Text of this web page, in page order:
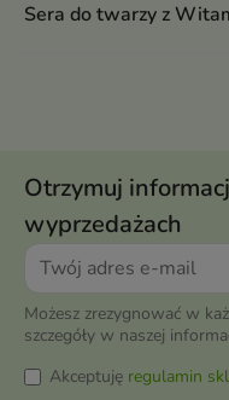
Sera do twarzy z
Otrzymuj
wyprzedażach
Możesz zrezygnować w
szczegóły w naszej
Akceptuję regulamin